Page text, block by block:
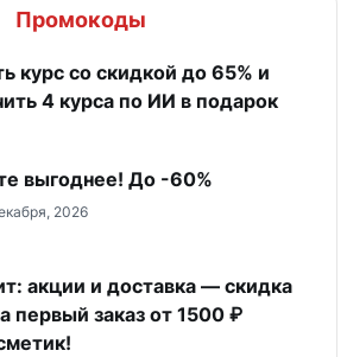
Промокоды
курс со скидкой до 65% и
4 курса по ИИ в подарок
выгоднее! До -60%
2026
акции и доставка — скидка
первый заказ от 1500 ₽